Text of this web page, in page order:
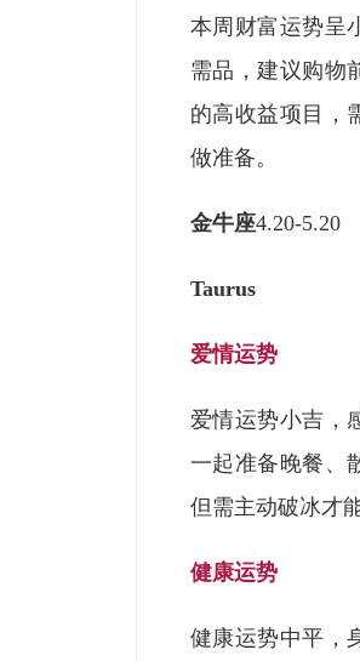
本周财富运势呈
需品，建议购物
的高收益项目，
做准备。
金牛座4.20-5.20
Taurus
爱情运势
爱情运势小吉，
一起准备晚餐、
但需主动破冰才
健康运势
健康运势中平，